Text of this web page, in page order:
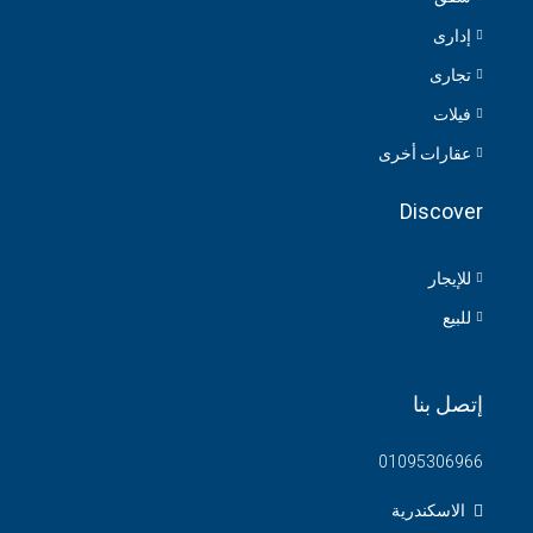
إدارى
تجارى
فيلات
عقارات أخرى
Discover
للإيجار
للبيع
إتصل بنا
01095306966
الاسكندرية